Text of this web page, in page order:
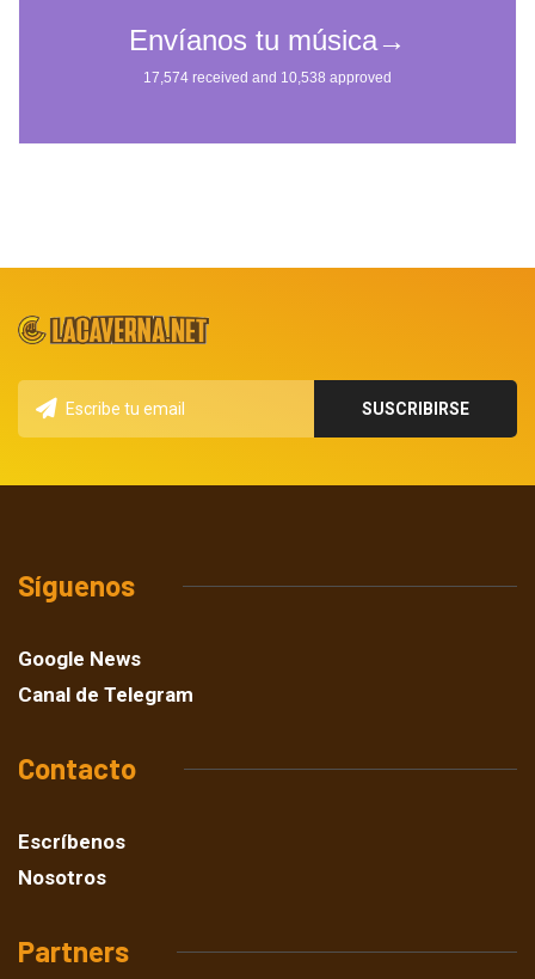
Síguenos
Google News
Canal de Telegram
Contacto
Escríbenos
Nosotros
Partners